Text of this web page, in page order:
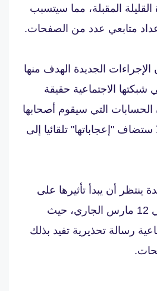
المقبلة، مما سيتسبب
متابعي عدد من الصفحات.
الجديدة الهدف منها
شبكتها الاجتماعية حقيقة
التي سيقوم أصحابها
ستضاف "إعجاباتها" تلقائيا إلى
ينتظر أن يبدأ تأثيرها على
صفحات "فيسبوك" في 12 مارس الجاري، حيث
رسالة تحذيرية تفيد بذلك